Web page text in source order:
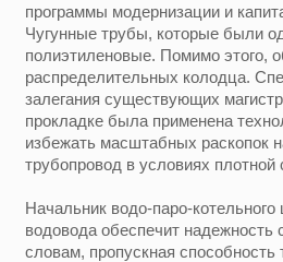
программы модернизации и
Чугунные трубы, которые были
полиэтиленовые. Помимо этого,
распределительных колодца.
залегания существующих
прокладке была применена
избежать масштабных раскопок
трубопровод в условиях
Начальник водо-паро-
водовода обеспечит
словам, пропускная